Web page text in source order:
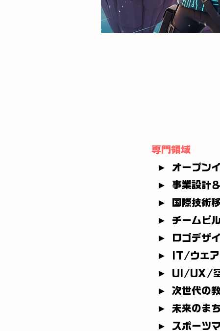
専門領域
► オープンイ
► 事業設計
► 国際技術
► チームビ
► ロゴデザ
► IT/ウェア
► UI/UX/空
► 次世代の教
► 未来のま
► スポーツマ